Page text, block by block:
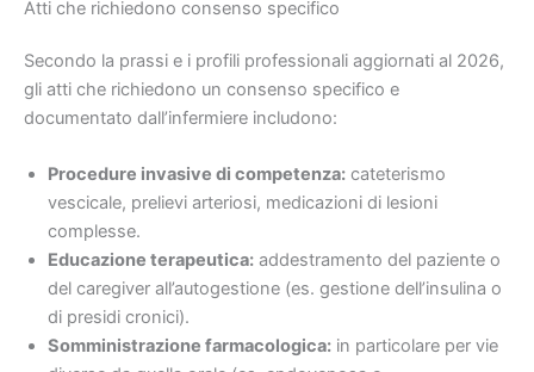
Atti che richiedono consenso specifico
Secondo la prassi e i profili professionali aggiornati al 2026,
gli atti che richiedono un consenso specifico e
documentato dall’infermiere includono:
Procedure invasive di competenza: cateterismo
vescicale, prelievi arteriosi, medicazioni di lesioni
complesse.
Educazione terapeutica: addestramento del paziente o
del caregiver all’autogestione (es. gestione dell’insulina o
di presidi cronici).
Somministrazione farmacologica: in particolare per vie